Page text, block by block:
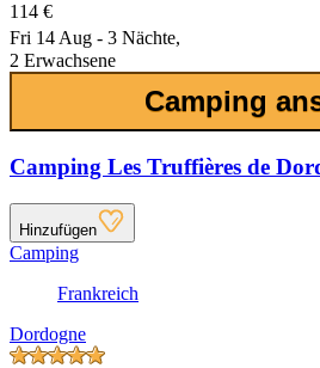
114 €
Fri 14 Aug - 3 Nächte,
2 Erwachsene
Camping
Camping Les Truffières de
Hinzufügen
Camping
Frankreich
Dordogne